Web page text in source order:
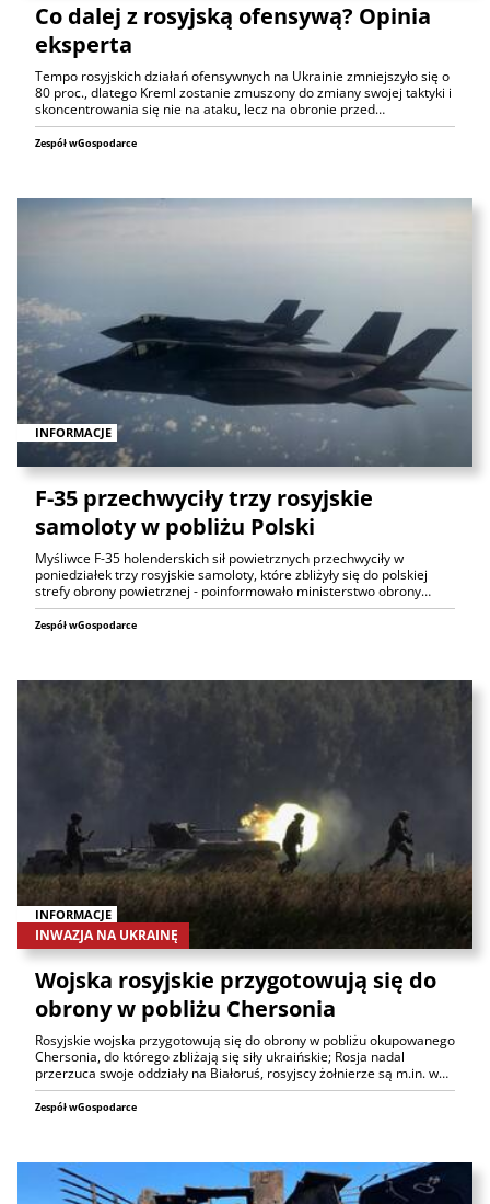
Co dalej z rosyjską ofensywą? Opinia
eksperta
Tempo rosyjskich działań ofensywnych na Ukrainie zmniejszyło się o
80 proc., dlatego Kreml zostanie zmuszony do zmiany swojej taktyki i
skoncentrowania się nie na ataku, lecz na obronie przed…
Zespół wGospodarce
INFORMACJE
F-35 przechwyciły trzy rosyjskie
samoloty w pobliżu Polski
Myśliwce F-35 holenderskich sił powietrznych przechwyciły w
poniedziałek trzy rosyjskie samoloty, które zbliżyły się do polskiej
strefy obrony powietrznej - poinformowało ministerstwo obrony…
Zespół wGospodarce
INFORMACJE
INWAZJA NA UKRAINĘ
Wojska rosyjskie przygotowują się do
obrony w pobliżu Chersonia
Rosyjskie wojska przygotowują się do obrony w pobliżu okupowanego
Chersonia, do którego zbliżają się siły ukraińskie; Rosja nadal
przerzuca swoje oddziały na Białoruś, rosyjscy żołnierze są m.in. w…
Zespół wGospodarce